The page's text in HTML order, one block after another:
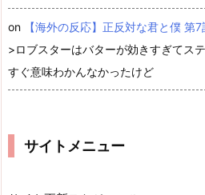
on
【海外の反応】正反対な君と僕 第
>ロブスターはバターが効きすぎてス
すぐ意味わかんなかったけど
サイトメニュー